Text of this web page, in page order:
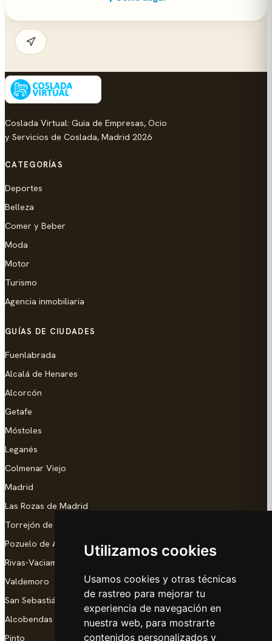
Utilizamos cookies
Usamos cookies y otras técnicas
de rastreo para mejorar tu
experiencia de navegación en
nuestra web, para mostrarte
contenidos personalizados y
Coslada Virtual: Guia de Empresas, Ocio
y Servicios de Coslada, Madrid 2026
CATEGORÍAS
Deportes
Belleza
Comer y Beber
Moda
Motor
Turismo
Agencia inmobiliaria
GUÍAS DE CIUDADES
Fuenlabrada
Alcalá de Henares
Alcorcón
Getafe
Móstoles
Leganés
Colmenar Viejo
Madrid
Las Rozas de Madrid
Torrejón de Ardoz
Pozuelo de Alarcón
Rivas-Vaciamadrid
Valdemoro
San Sebastián de los Reyes
Alcobendas
Pinto